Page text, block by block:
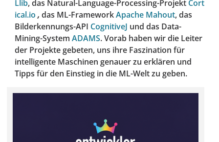
Llib, das Natural-Language-Processing-Projekt Cort
ical.io , das ML-FrameworkApache Mahout, das
Bilderkennungs-API CognitiveJ und das Data-
Mining-System ADAMS. Vorab haben wir die Leiter
der Projekte gebeten, uns ihre Faszination für
intelligente Maschinen genauer zu erklären und
Tipps für den Einstieg in die ML-Welt zu geben.